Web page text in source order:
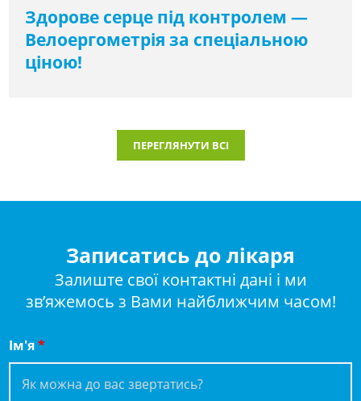
Здорове серце під контролем —
Велоергометрія за спеціальною
ціною!
ПЕРЕГЛЯНУТИ ВСІ
Записатись до лікаря
Залиште свої контактні дані і ми
зв’яжемось з Вами найближчим часом!
Ім'я*